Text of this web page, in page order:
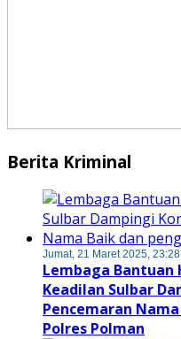
Berita Kriminal
Jumat, 21 Maret 2025, 23:28
Lembaga Bantuan
Keadilan Sulbar
Pencemaran
Polres Polman